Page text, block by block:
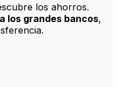
los ahorros.
los grandes bancos,